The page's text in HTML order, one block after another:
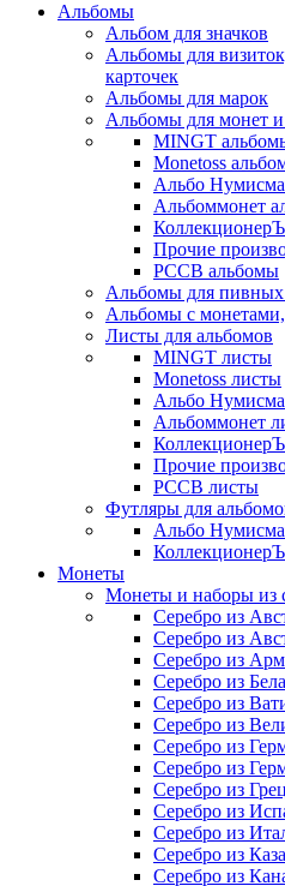
Альбомы
Альбом для значков
Альбомы для
карточек
Альбомы для марок
Альбомы для монет
MINGT
Monetoss
Альбо
Альбоммонет
Прочие
РССВ альбомы
Альбомы для
Альбомы с
Листы для альбомов
MINGT листы
Monetoss листы
Альбо
Альбоммонет
Прочие
РССВ листы
Футляры для
Альбо
Монеты
Монеты и наборы из
Серебро из
Серебро из
Серебро из
Серебро из
Серебро из
Серебро из
Серебро из
Серебро из
Серебро из
Серебро из
Серебро из
Серебро из
Серебро из